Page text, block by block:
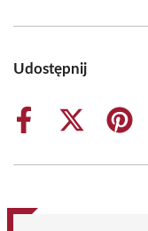
Udostępnij
Share
Share
(Twitter)
Share